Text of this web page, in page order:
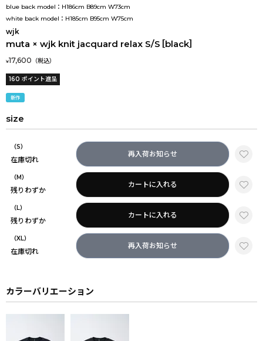
blue back model：H186cm B89cm W73cm
white back model：H185cm B95cm W75cm
wjk
muta × wjk knit jacquard relax S/S［black］
¥17,600
160 ポイント進呈
新作
size
（S）
在庫切れ
再入荷お知らせ
（M）
残りわずか
カートに入れる
（L）
残りわずか
カートに入れる
（XL）
在庫切れ
再入荷お知らせ
カラーバリエーション